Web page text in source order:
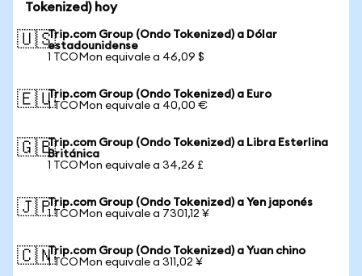
Tokenized) hoy
🇺🇸Trip.com Group (Ondo Tokenized) a Dólar
estadounidense
1 TCOMon equivale a 46,09 $
🇪🇺Trip.com Group (Ondo Tokenized) a Euro
1 TCOMon equivale a 40,00 €
🇬🇧Trip.com Group (Ondo Tokenized) a Libra Esterlina
Británica
1 TCOMon equivale a 34,26 £
🇯🇵Trip.com Group (Ondo Tokenized) a Yen japonés
1 TCOMon equivale a 7301,12 ¥
🇨🇳Trip.com Group (Ondo Tokenized) a Yuan chino
1 TCOMon equivale a 311,02 ¥